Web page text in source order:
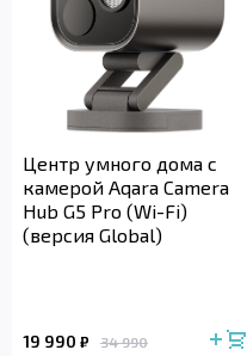
Центр умного дома с
камерой Aqara Camera
Hub G5 Pro (Wi-Fi)
(версия Global)
19 990 ₽ 34 990